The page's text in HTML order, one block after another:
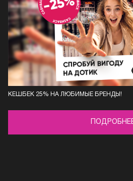
КЕШБЕК 25% НА ЛЮБИМЫЕ БРЕНДЫ!